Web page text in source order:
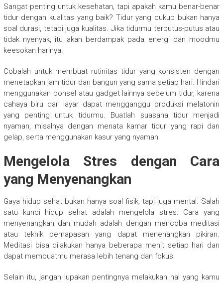
Sangat penting untuk kesehatan, tapi apakah kamu benar-benar
tidur dengan kualitas yang baik? Tidur yang cukup bukan hanya
soal durasi, tetapi juga kualitas. Jika tidurmu terputus-putus atau
tidak nyenyak, itu akan berdampak pada energi dan moodmu
keesokan harinya.
Cobalah untuk membuat rutinitas tidur yang konsisten dengan
menetapkan jam tidur dan bangun yang sama setiap hari. Hindari
menggunakan ponsel atau gadget lainnya sebelum tidur, karena
cahaya biru dari layar dapat mengganggu produksi melatonin
yang penting untuk tidurmu. Buatlah suasana tidur menjadi
nyaman, misalnya dengan menata kamar tidur yang rapi dan
gelap, serta menggunakan kasur yang nyaman.
Mengelola Stres dengan Cara
yang Menyenangkan
Gaya hidup sehat bukan hanya soal fisik, tapi juga mental. Salah
satu kunci hidup sehat adalah mengelola stres. Cara yang
menyenangkan dan mudah adalah dengan mencoba meditasi
atau teknik pernapasan yang dapat menenangkan pikiran.
Meditasi bisa dilakukan hanya beberapa menit setiap hari dan
dapat membuatmu merasa lebih tenang dan fokus.
Selain itu, jangan lupakan pentingnya melakukan hal yang kamu